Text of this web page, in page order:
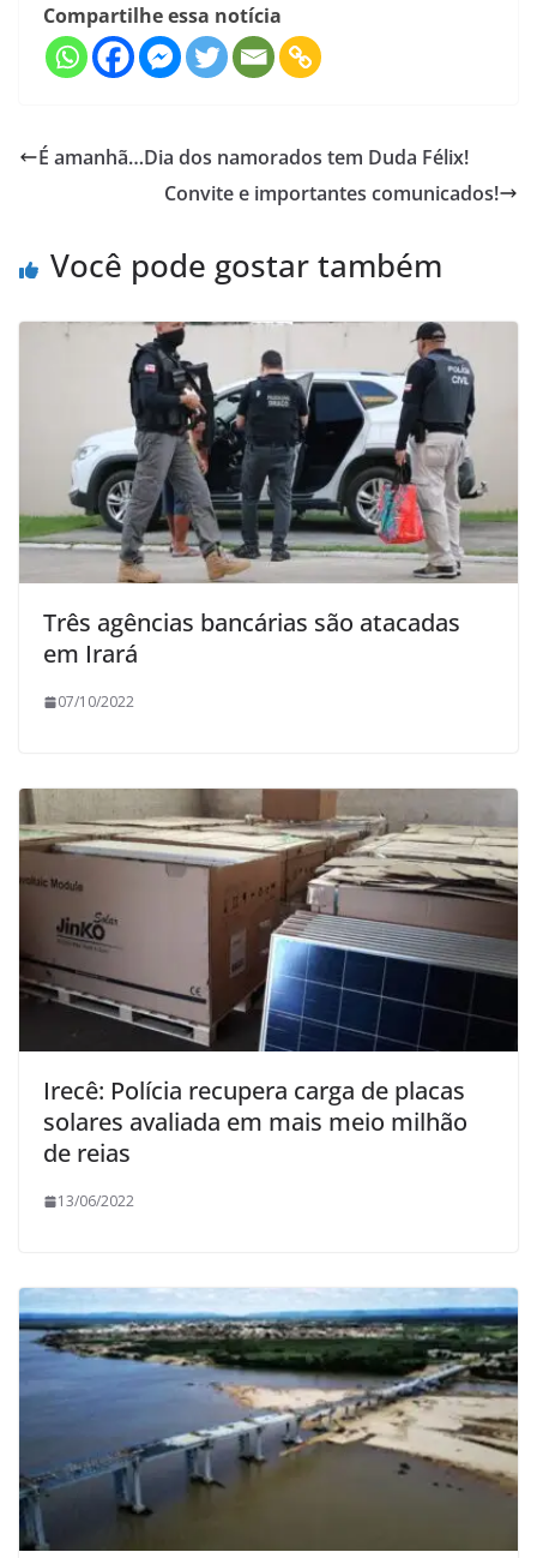
Compartilhe essa notícia
É amanhã…Dia dos namorados tem Duda Félix!
Convite e importantes comunicados!
Você pode gostar também
Três agências bancárias são atacadas
em Irará
07/10/2022
Irecê: Polícia recupera carga de placas
solares avaliada em mais meio milhão
de reias
13/06/2022